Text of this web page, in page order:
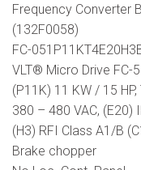
Frequency Converter
(132F0058)
FC-
VLT® Micro Drive FC-
(P11K) 11 KW / 15
380 – 480 VAC, (E20)
(H3) RFI Class A1/B
Brake chopper